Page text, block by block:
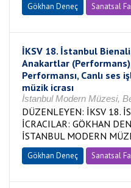
Gökhan Deneç Sanatsal
İKSV 18. İstanbul
Anakartlar
Performansı, Canlı
müzik icrası
İstanbul Modern Müzesi,
DÜZENLEYEN: İKSV 18.
İCRACILAR: GÖKHAN
İSTANBUL MODERN
Gökhan Deneç Sanatsal